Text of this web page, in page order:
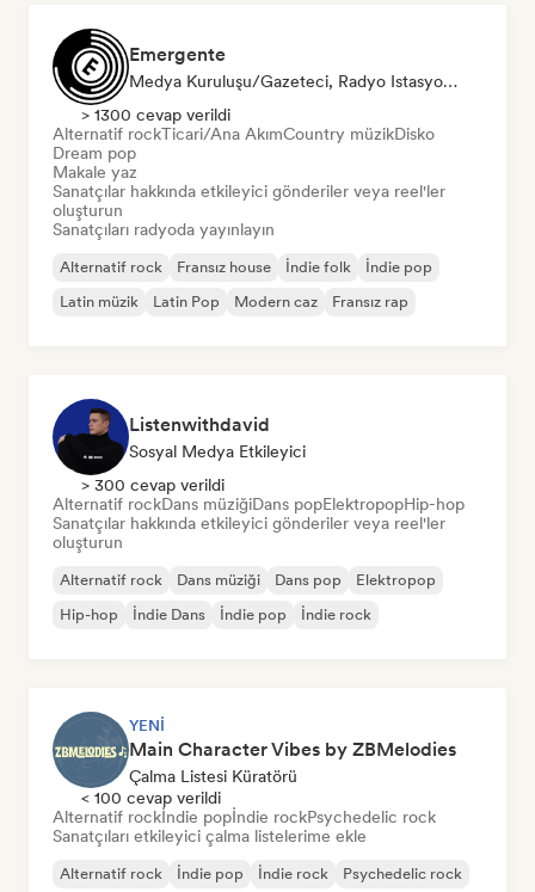
Emergente
Medya Kuruluşu/Gazeteci, Radyo Istasyonu, Sosyal Medya Etkileyici
> 1300 cevap verildi
Alternatif rockTicari/Ana AkımCountry müzikDisko
Dream pop
Makale yaz
Sanatçılar hakkında etkileyici gönderiler veya reel'ler
oluşturun
Sanatçıları radyoda yayınlayın
Alternatif rock Fransız house İndie folk
İndie pop
Latin müzik
Latin Pop Modern caz Fransız rap
Listenwithdavid
Sosyal Medya Etkileyici
> 300 cevap verildi
Alternatif rockDans müziğiDans popElektropopHip-hop
Sanatçılar hakkında etkileyici gönderiler veya reel'ler
oluşturun
Alternatif rock Dans müziği Dans pop
Elektropop
Hip-hop
İndie Dans İndie pop İndie rock
YENI
Main Character Vibes by ZBMelodies
Çalma Listesi Küratörü
< 100 cevap verildi
Alternatif rockİndie popİndie rockPsychedelic rock
Sanatçıları etkileyici çalma listelerime ekle
Alternatif rock İndie pop İndie rock Psychedelic rock